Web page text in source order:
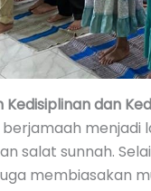
dan
menjadi
salat sunnah.
membiasakan